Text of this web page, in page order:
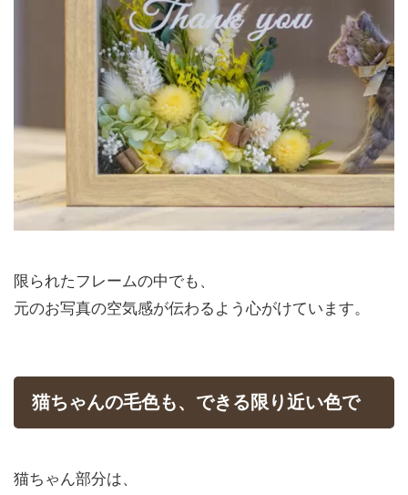
限られたフレームの中でも、
元のお写真の空気感が伝わるよう心がけています。
猫ちゃんの毛色も、できる限り近い色で
猫ちゃん部分は、